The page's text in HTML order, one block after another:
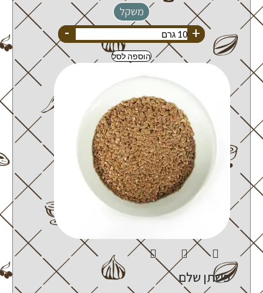
משקל
+
-
הוספה לסל
פשתן שלם